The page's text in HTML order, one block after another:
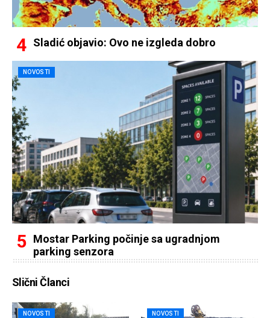
Sladić objavio: Ovo ne izgleda dobro
NOVOSTI
Mostar Parking počinje sa ugradnjom
parking senzora
Slični Članci
NOVOSTI NOVOSTI